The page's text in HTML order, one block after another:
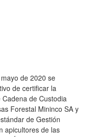
de 2020 se
de certificar la
de Custodia
Forestal Mininco SA y
de Gestión
apicultores de las